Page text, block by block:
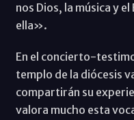
nos Dios, la música y
ella».
En el concierto-
templo de la diócesis
compartirán su
valora mucho esta